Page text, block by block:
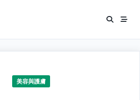
美容與護膚